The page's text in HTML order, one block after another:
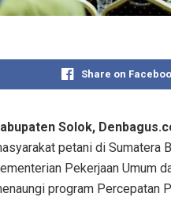
Share on
Solok,
petani di Sumatera
Pekerjaan Umum
program Percepatan